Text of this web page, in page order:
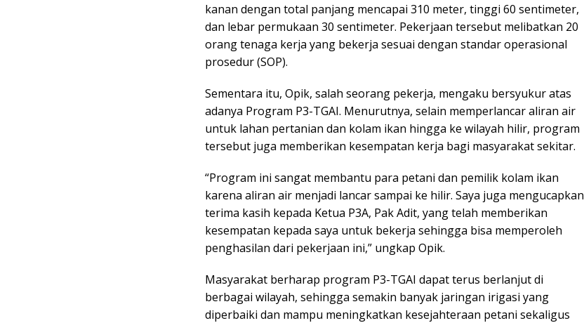
kanan dengan total panjang mencapai 310 meter, tinggi 60 sentimeter,
dan lebar permukaan 30 sentimeter. Pekerjaan tersebut melibatkan 20
orang tenaga kerja yang bekerja sesuai dengan standar operasional
prosedur (SOP).
Sementara itu, Opik, salah seorang pekerja, mengaku bersyukur atas
adanya Program P3-TGAI. Menurutnya, selain memperlancar aliran air
untuk lahan pertanian dan kolam ikan hingga ke wilayah hilir, program
tersebut juga memberikan kesempatan kerja bagi masyarakat sekitar.
“Program ini sangat membantu para petani dan pemilik kolam ikan
karena aliran air menjadi lancar sampai ke hilir. Saya juga mengucapkan
terima kasih kepada Ketua P3A, Pak Adit, yang telah memberikan
kesempatan kepada saya untuk bekerja sehingga bisa memperoleh
penghasilan dari pekerjaan ini,” ungkap Opik.
Masyarakat berharap program P3-TGAI dapat terus berlanjut di
berbagai wilayah, sehingga semakin banyak jaringan irigasi yang
diperbaiki dan mampu meningkatkan kesejahteraan petani sekaligus